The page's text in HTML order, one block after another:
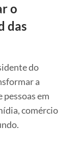
o
das
do
a
em
comércio